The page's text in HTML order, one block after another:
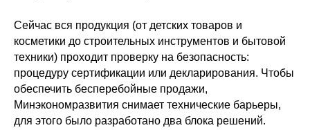
Сейчас вся продукция (от детских товаров и
косметики до строительных инструментов и бытовой
техники) проходит проверку на безопасность:
процедуру сертификации или декларирования. Чтобы
обеспечить бесперебойные продажи,
Минэкономразвития снимает технические барьеры,
для этого было разработано два блока решений.